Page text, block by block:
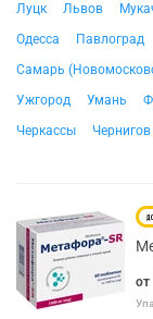
Луцк
Львов
Одесса
Павлоград
Самарь
Ужгород
Умань
Черкассы
Чернигов
от